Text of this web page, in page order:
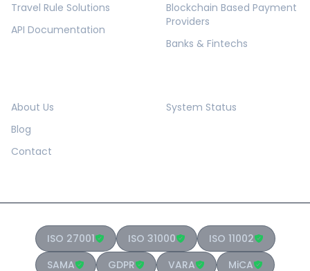
Travel Rule Solutions
API Documentation
Blockchain Based Payment
Providers
Banks & Fintechs
About Us
Blog
Contact
System Status
ISO 27001 ISO 31000
ISO 11002
SAMA
GDPR VARA MiCA